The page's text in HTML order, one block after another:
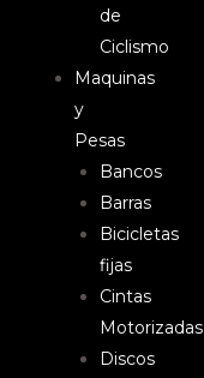
de
Ciclismo
Maquinas
y
Pesas
Bancos
Barras
Bicicletas
fijas
Cintas
Motorizadas
Discos